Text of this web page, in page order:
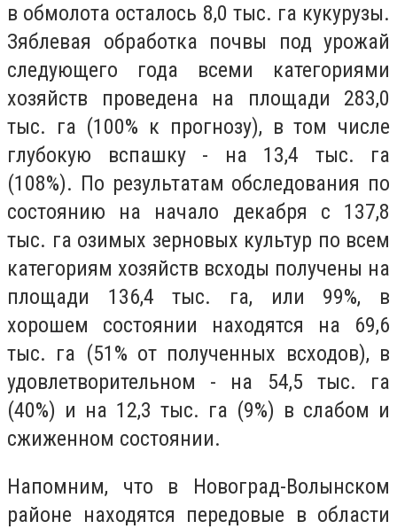
в обмолота осталось 8,0 тыс. га кукурузы.
Зяблевая обработка почвы под урожай
следующего года всеми категориями
хозяйств проведена на площади 283,0
тыс. га (100% к прогнозу), в том числе
глубокую вспашку - на 13,4 тыс. га
(108%). По результатам обследования по
состоянию на начало декабря с 137,8
тыс. га озимых зерновых культур по всем
категориям хозяйств всходы получены на
площади 136,4 тыс. га, или 99%, в
хорошем состоянии находятся на 69,6
тыс. га (51% от полученных всходов), в
удовлетворительном - на 54,5 тыс. га
(40%) и на 12,3 тыс. га (9%) в слабом и
сжиженном состоянии.
Напомним, что в Новоград-Волынском
районе находятся передовые в области